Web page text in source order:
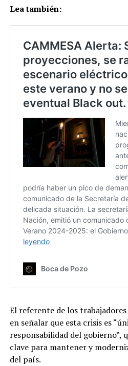
Lea también:
El referente de los
en señalar que esta crisis es
responsabilidad del gobierno”,
clave para mantener y
del país.